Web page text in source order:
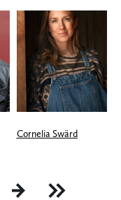
Cornelia Swärd